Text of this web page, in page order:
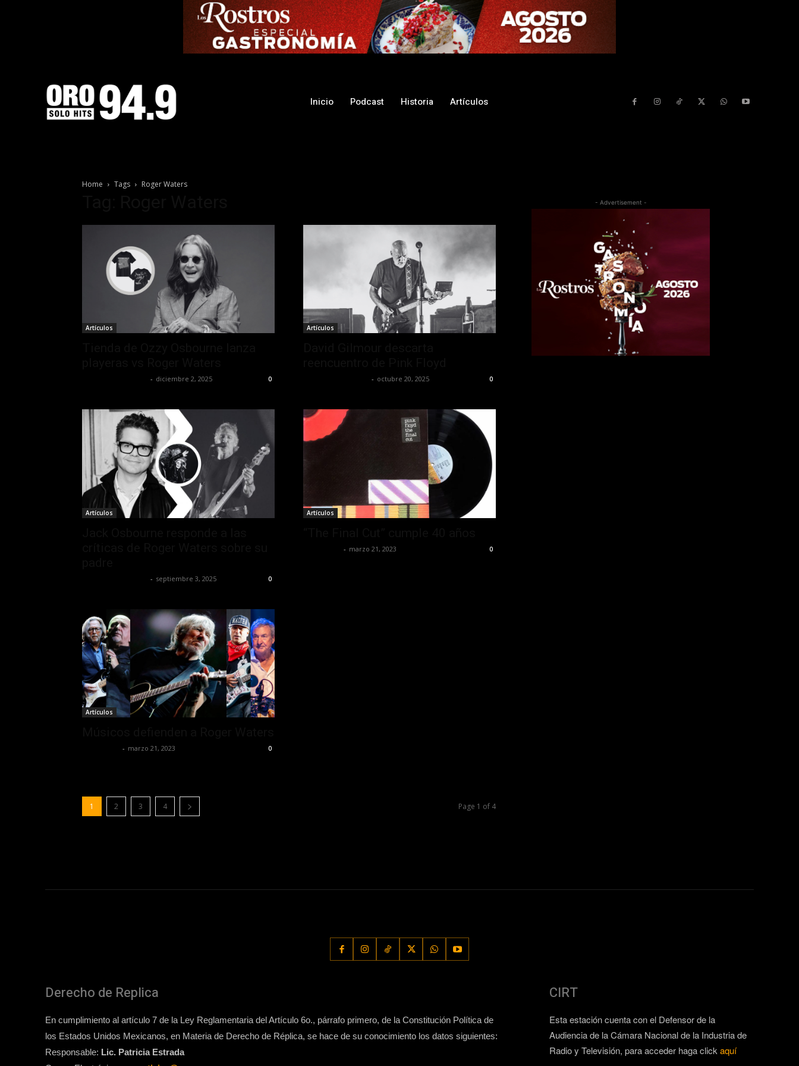
Inicio Podcast Historia Artículos
Home Tags Roger Waters
Artículos
- diciembre 2, 2025 0
Artículos
- octubre 20, 2025 0
Artículos
- septiembre 3, 2025 0
Artículos
- marzo 21, 2023 0
Artículos
- marzo 21, 2023 0
1 2 3 4 Page 1 of 4
- Advertisement -
Derecho de Replica
En cumplimiento al artículo 7 de la Ley Reglamentaria del Artículo 6o., párrafo primero, de la Constitución Política de
los Estados Unidos Mexicanos, en Materia de Derecho de Réplica, se hace de su conocimiento los datos siguientes:
Responsable: Lic. Patricia Estrada
CIRT
Esta estación cuenta con el Defensor de la
Audiencia de la Cámara Nacional de la Industria de
Radio y Televisión, para acceder haga click aquí